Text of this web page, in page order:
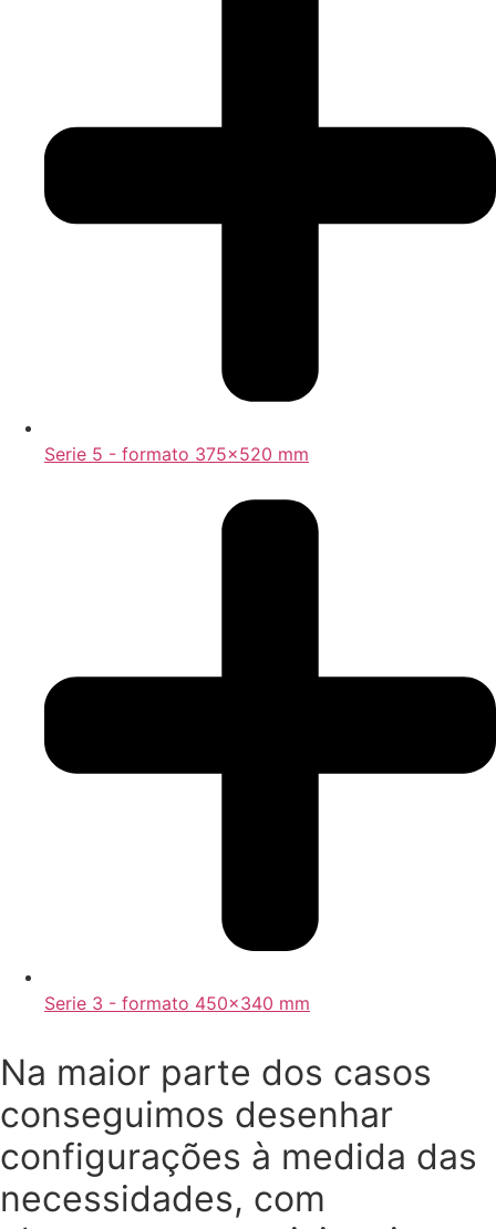
Serie 5 - formato 375x520 mm
Serie 3 - formato 450x340 mm
Na maior parte dos casos
conseguimos desenhar
configurações à medida das
necessidades, com